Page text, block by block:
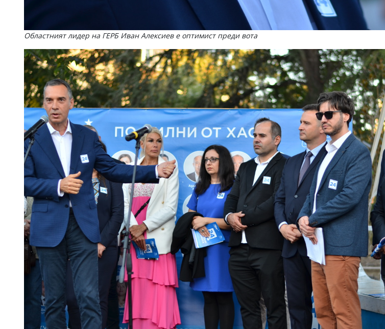
Областният лидер на ГЕРБ Иван Алексиев е оптимист преди вота